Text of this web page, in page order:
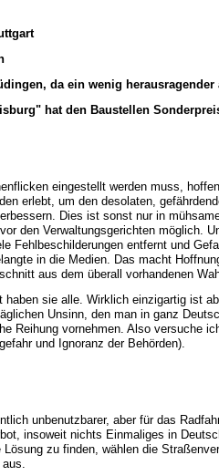
da ein wenig
hat den Baustellen
eingestellt werden muss,
erlebt, um den desolaten,
Dies ist sonst nur in
den Verwaltungsgerichten möglich.
Fehlbeschilderungen entfernt und
in die Medien. Das macht
aus dem überall vorhandenen
sie alle. Wirklich einzigartig ist
Unsinn, den man in ganz
Reihung vornehmen. Also versuche
und Ignoranz der Behörden).
unbenutzbarer, aber für das
insoweit nichts Einmaliges in
zu finden, wählen die